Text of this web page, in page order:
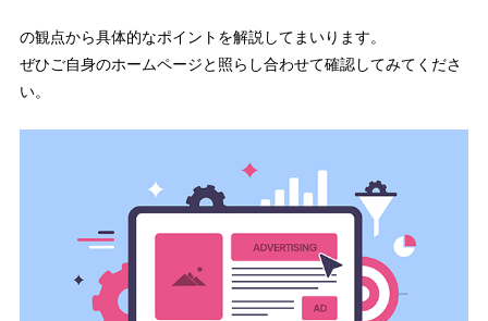
の観点から具体的なポイントを解説してまいります。
ぜひご自身のホームページと照らし合わせて確認してみてくださ
い。